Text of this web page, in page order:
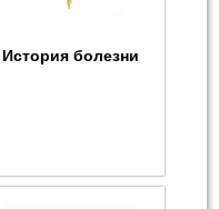
История болезни